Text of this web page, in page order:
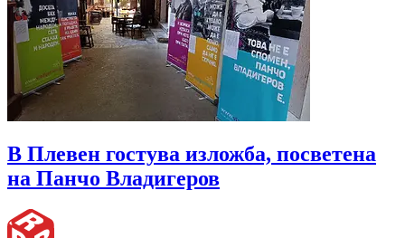
В Плевен гостува изложба, посветена
на Панчо Владигеров